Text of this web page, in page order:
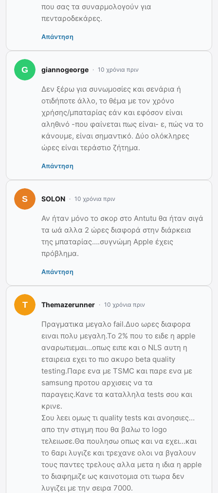
που σας τα συναρμολογούν για
πενταροδεκάρες.
Απάντηση
giannogeorge 10 χρόνια πριν
Δεν ξέρω για συνωμοσίες και σενάρια ή
οτιδήποτε άλλο, το θέμα με τον χρόνο
χρήσης/μπαταρίας εάν και εφόσον είναι
αληθινό -που φαίνεται πως είναι- ε, πώς να το
κάνουμε, είναι σημαντικό. Δύο ολόκληρες
ώρες είναι τεράστιο ζήτημα.
Απάντηση
SOLON 10 χρόνια πριν
Αν ήταν μόνο το σκορ στο Antutu θα ήταν σιγά
τα ωά αλλα 2 ώρες διαφορά στην διάρκεια
της μπαταρίας….συγνώμη Apple έχεις
πρόβλημα.
Απάντηση
Themazerunner 10 χρόνια πριν
Πραγματικα μεγαλο fail.Δυο ωρες διαφορα
ειναι πολυ μεγαλη.Το 2% που το ειδε η apple
αναρωτιεμαι…οπως ειπε και ο NLS αυτη η
εταιρεια εχει το πιο ακυρο beta quality
testing.Παρε ενα με TSMC και παρε ενα με
samsung προτου αρχισεις να τα
παραγεις.Κανε τα καταλληλα tests σου και
κρινε.
Σου λεει ομως τι quality tests και ανοησιες…
απο την στιγμη που θα βαλω το logo
τελειωσε.Θα πουλησω οπως και να εχει…και
το 6αρι λυγιζε και τρεχανε ολοι να βγαλουν
τους παντες τρελους αλλα μετα η ιδια η apple
το διαφημιζε ως καινοτομια οτι τωρα δεν
λυγιζει με την σειρα 7000.